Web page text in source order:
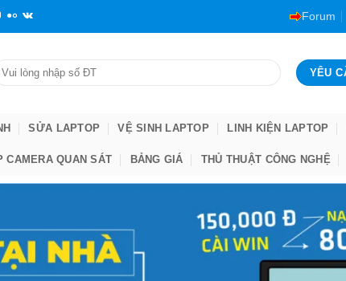
Forum
SỬA LAPTOP VỆ SINH LAPTOP LINH KIỆN LAPTOP
CAMERA QUAN SÁT BẢNG GIÁ THỦ THUẬT CÔNG NGHỆ